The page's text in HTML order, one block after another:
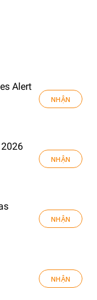
Alert
NHẬN
NHẬN
NHẬN
NHẬN